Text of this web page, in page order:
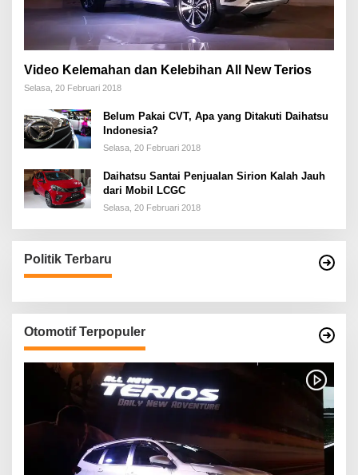
Video Kelemahan dan Kelebihan All New Terios
Selasa, 20 Februari 2018
Belum Pakai CVT, Apa yang Ditakuti Daihatsu
Indonesia?
Selasa, 20 Februari 2018
Daihatsu Santai Penjualan Sirion Kalah Jauh
dari Mobil LCGC
Selasa, 20 Februari 2018
Politik Terbaru
Otomotif Terpopuler